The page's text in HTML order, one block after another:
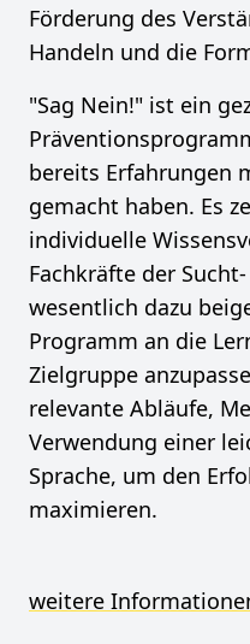
Förderung des
Handeln und die
"Sag Nein!" ist ein
bereits Erfahrungen
gemacht haben. Es
individuelle
Fachkräfte der
wesentlich dazu
Programm an die
Zielgruppe
relevante Abläufe,
Verwendung einer
Sprache, um den
maximieren.
weitere